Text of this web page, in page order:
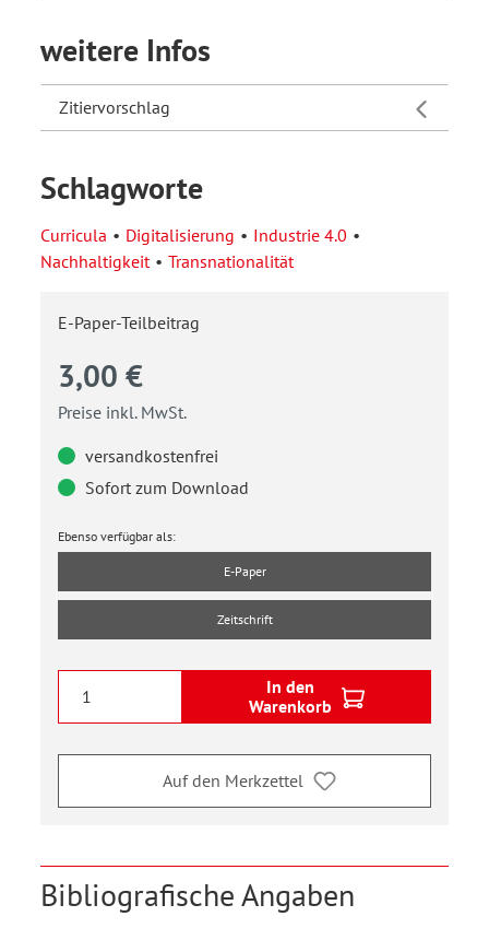
weitere Infos
Zitiervorschlag
Schlagworte
Curricula Digitalisierung
Industrie 4.0
Nachhaltigkeit
Transnationalität
E-Paper-Teilbeitrag
3,00 €
Preise inkl. MwSt.
versandkostenfrei
Sofort zum Download
Ebenso verfügbar als:
E-Paper
Zeitschrift
In den
Warenkorb
Auf den Merkzettel
Bibliografische Angaben